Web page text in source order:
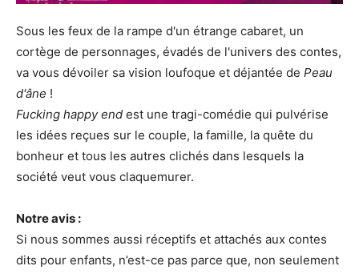
Sous les feux de la rampe d'un étrange cabaret, un
cortège de personnages, évadés de l'univers des contes,
va vous dévoiler sa vision loufoque et déjantée de Peau
d'âne !
Fucking happy end est une tragi-comédie qui pulvérise
les idées reçues sur le couple, la famille, la quête du
bonheur et tous les autres clichés dans lesquels la
société veut vous claquemurer.
Notre avis :
Si nous sommes aussi réceptifs et attachés aux contes
dits pour enfants, n’est-ce pas parce que, non seulement